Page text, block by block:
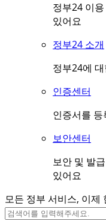
정부24 이
있어요
정부24 소개
정부24에
인증센터
인증서를 등
보안센터
보안 및 발
있어요
모든 정부 서비스, 이제